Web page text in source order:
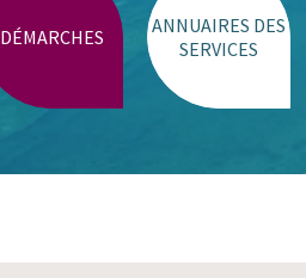
DÉMARCHES
ANNUAIRES DES
SERVICES